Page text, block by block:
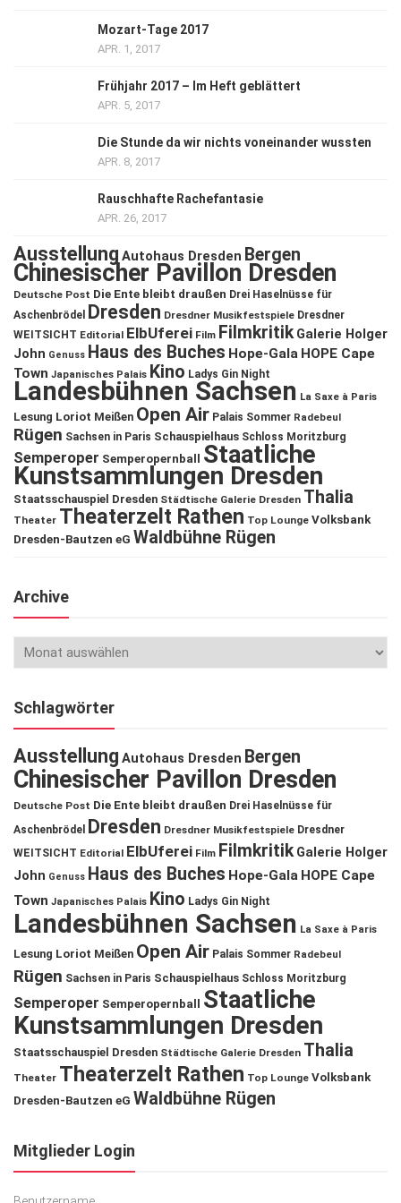
Mozart-Tage 2017
APR. 1, 2017
Frühjahr 2017 – Im Heft geblättert
APR. 5, 2017
Die Stunde da wir nichts voneinander wussten
APR. 8, 2017
Rauschhafte Rachefantasie
APR. 26, 2017
Ausstellung Autohaus Dresden Bergen
Chinesischer Pavillon Dresden
Deutsche Post Die Ente bleibt draußen Drei Haselnüsse für
Aschenbrödel
Dresden Dresdner Musikfestspiele Dresdner
WEITSICHT Editorial ElbUferei Film Filmkritik Galerie Holger
John Genuss Haus des Buches Hope-Gala HOPE Cape
Town Japanisches Palais Kino Ladys Gin Night
Landesbühnen Sachsen La Saxe à Paris
Lesung Loriot Meißen Open Air Palais Sommer Radebeul
Rügen Sachsen in Paris Schauspielhaus Schloss Moritzburg
Semperoper Semperopernball Staatliche
Kunstsammlungen Dresden
Staatsschauspiel Dresden Städtische Galerie Dresden Thalia
Theater Theaterzelt Rathen Top Lounge Volksbank
Dresden-Bautzen eG Waldbühne Rügen
Archive
Schlagwörter
Ausstellung Autohaus Dresden Bergen
Chinesischer Pavillon Dresden
Deutsche Post Die Ente bleibt draußen Drei Haselnüsse für
Aschenbrödel
Dresden Dresdner Musikfestspiele Dresdner
WEITSICHT Editorial ElbUferei Film Filmkritik Galerie Holger
John Genuss Haus des Buches Hope-Gala HOPE Cape
Town Japanisches Palais Kino Ladys Gin Night
Landesbühnen Sachsen La Saxe à Paris
Lesung Loriot Meißen Open Air Palais Sommer Radebeul
Rügen Sachsen in Paris Schauspielhaus Schloss Moritzburg
Semperoper Semperopernball
Staatliche
Kunstsammlungen Dresden
Staatsschauspiel Dresden Städtische Galerie Dresden Thalia
Theater Theaterzelt Rathen Top Lounge Volksbank
Dresden-Bautzen eG Waldbühne Rügen
Mitglieder Login